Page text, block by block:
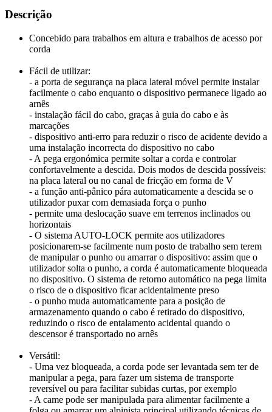
Descrição
Concebido para trabalhos em altura e trabalhos de acesso por
corda
Fácil de utilizar:
- a porta de segurança na placa lateral móvel permite instalar
facilmente o cabo enquanto o dispositivo permanece ligado ao
arnês
- instalação fácil do cabo, graças à guia do cabo e às
marcações
- dispositivo anti-erro para reduzir o risco de acidente devido a
uma instalação incorrecta do dispositivo no cabo
- A pega ergonómica permite soltar a corda e controlar
confortavelmente a descida. Dois modos de descida possíveis:
na placa lateral ou no canal de fricção em forma de V
- a função anti-pânico pára automaticamente a descida se o
utilizador puxar com demasiada força o punho
- permite uma deslocação suave em terrenos inclinados ou
horizontais
- O sistema AUTO-LOCK permite aos utilizadores
posicionarem-se facilmente num posto de trabalho sem terem
de manipular o punho ou amarrar o dispositivo: assim que o
utilizador solta o punho, a corda é automaticamente bloqueada
no dispositivo. O sistema de retorno automático na pega limita
o risco de o dispositivo ficar acidentalmente preso
- o punho muda automaticamente para a posição de
armazenamento quando o cabo é retirado do dispositivo,
reduzindo o risco de entalamento acidental quando o
descensor é transportado no arnês
Versátil:
- Uma vez bloqueada, a corda pode ser levantada sem ter de
manipular a pega, para fazer um sistema de transporte
reversível ou para facilitar subidas curtas, por exemplo
- A came pode ser manipulada para alimentar facilmente a